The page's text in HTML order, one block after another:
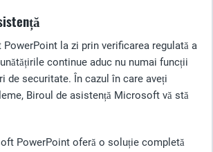
la zi prin verificarea regulată a
continue aduc nu numai funcții
de securitate. În cazul în care aveți
Biroul de asistență Microsoft vă stă
PowerPoint oferă o soluție completă